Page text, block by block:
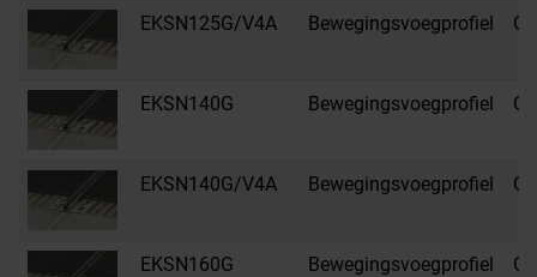
EKSN125G/V4A Bewegingsvoegprofiel G
EKSN140G Bewegingsvoegprofiel G
EKSN140G/V4A Bewegingsvoegprofiel G
EKSN160G Bewegingsvoegprofiel G